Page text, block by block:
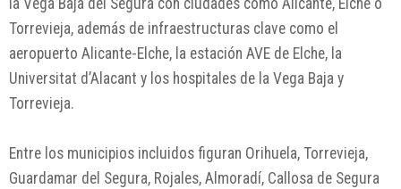
la Vega Baja del Segura con ciudades como Alicante, Elche o
Torrevieja, además de infraestructuras clave como el
aeropuerto Alicante-Elche, la estación AVE de Elche, la
Universitat d’Alacant y los hospitales de la Vega Baja y
Torrevieja.
Entre los municipios incluidos figuran Orihuela, Torrevieja,
Guardamar del Segura, Rojales, Almoradí, Callosa de Segura